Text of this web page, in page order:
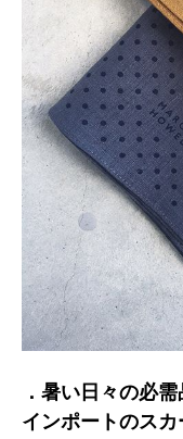
．暑い日々の必
インポートのス